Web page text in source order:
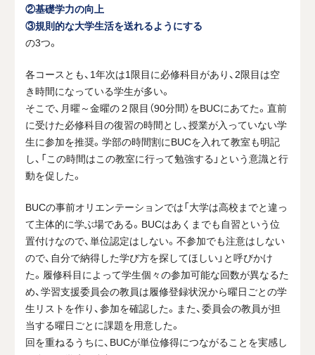
②基礎学力の向上
③規則的な大学生活を送れるようにする
の3つ。
各コースとも、1年次は1限目に必修科目があり、2限目は空
き時間になっている学生が多い。
そこで、月曜～金曜の２限目（90分間）をBUCにあてた。直前
に受けた必修科目の復習の時間とし、授業が入っていない学
生に参加を推奨。学部の時間割にBUCを入れて教室も明記
し、「この時間はこの教室に行って勉強する」という意識と行
動を促した。
BUCの事前オリエンテーションでは「大学は高校までと違っ
て主体的に学ぶ場である。BUCはあくまでも自習という位
置付けなので、単位認定はしない。不参加でも注意はしない
ので、自分で納得した学び方を探してほしい」と呼びかけ
た。履修科目によって学生個々の参加可能な回数が異なるた
め、学習支援委員会の教員は履修登録状況から曜日ごとの学
生リストを作り、参加を確認した。また、委員会の教員が担
当する曜日ごとに課題を用意した。
回を重ねるうちに、BUCが単位修得につながることを実感し